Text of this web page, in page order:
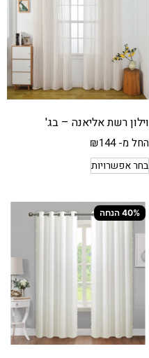
וילון רשת אליאנה – בג'
החל מ- ₪144
בחר אפשרויות
40% הנחה